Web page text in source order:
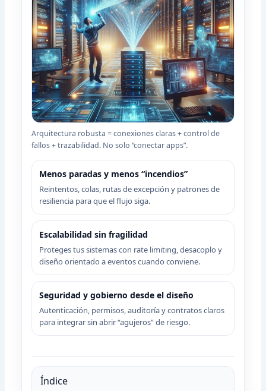
Arquitectura robusta = conexiones claras + control de
fallos + trazabilidad. No solo “conectar apps”.
Menos paradas y menos “incendios”
Reintentos, colas, rutas de excepción y patrones de
resiliencia para que el flujo siga.
Escalabilidad sin fragilidad
Proteges tus sistemas con rate limiting, desacoplo y
diseño orientado a eventos cuando conviene.
Seguridad y gobierno desde el diseño
Autenticación, permisos, auditoría y contratos claros
para integrar sin abrir “agujeros” de riesgo.
Índice